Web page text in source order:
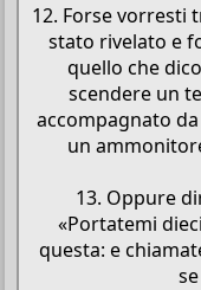
12. Forse vorresti
stato rivelato e
quello che
scendere un
accompagnato
un
13. Oppure
«Portatemi
questa: e